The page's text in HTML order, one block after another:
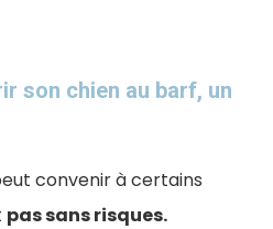
son chien au barf, un
convenir à certains
pas sans risques.